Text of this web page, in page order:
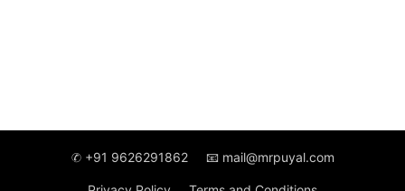
✆ +91 9626291862 📧 mail@mrpuyal.com